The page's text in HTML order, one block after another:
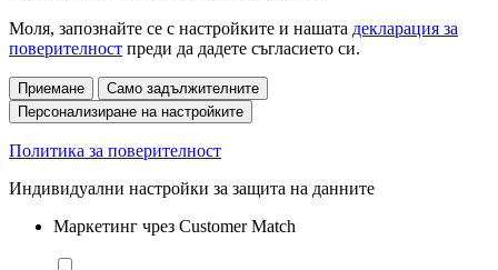
Моля, запознайте се с настройките и нашата декларация за
поверителност преди да дадете съгласието си.
Приемане
Само задължителните
Персонализиране на настройките
Политика за поверителност
Индивидуални настройки за защита на данните
Маркетинг чрез Customer Match